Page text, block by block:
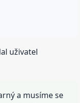
uživatel
a musíme se